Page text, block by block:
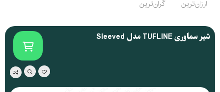
ارزان‌ترین گران‌ترین
شیر سماوری TUFLINE مدل Sleeved